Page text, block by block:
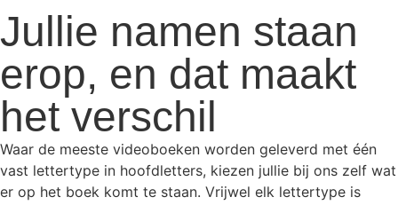
Jullie namen staan
erop, en dat maakt
het verschil
Waar de meeste videoboeken worden geleverd met één
vast lettertype in hoofdletters, kiezen jullie bij ons zelf wat
er op het boek komt te staan. Vrijwel elk lettertype is